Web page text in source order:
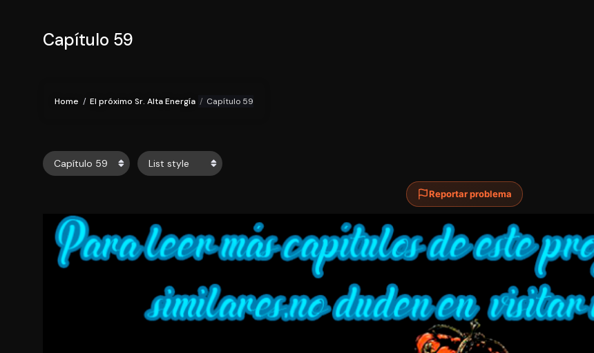
Capítulo 59
Home El próximo Sr. Alta Energía Capítulo 59
Reportar problema